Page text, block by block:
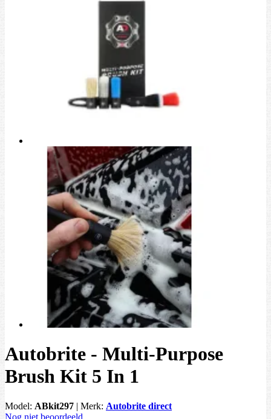
Autobrite - Multi-Purpose
Brush Kit 5 In 1
Model: ABkit297 | Merk: Autobrite direct
Nog niet beoordeeld